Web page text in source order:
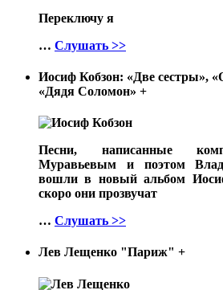
Переключу я
… Слушать >>
Иосиф Кобзон: «Две сестры»,
«Дядя Соломон» +
Песни, написанные
Муравьевым и поэтом
вошли в новый альбом
скоро они прозвучат
… Слушать >>
Лев Лещенко "Париж" +